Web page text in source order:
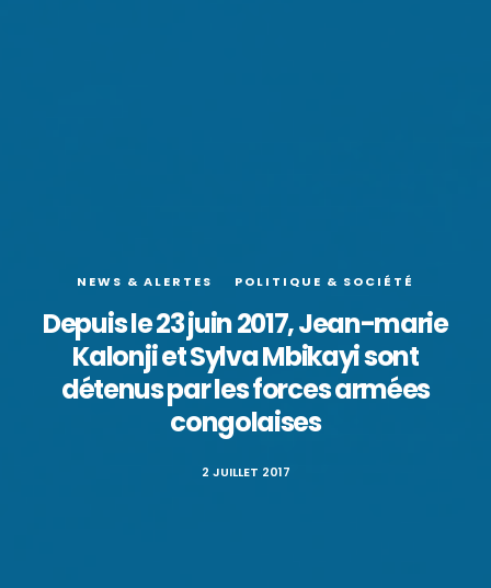
NEWS & ALERTES POLITIQUE & SOCIÉTÉ
Depuis le 23 juin 2017, Jean-marie
Kalonji et Sylva Mbikayi sont
détenus par les forces armées
congolaises
2 JUILLET 2017